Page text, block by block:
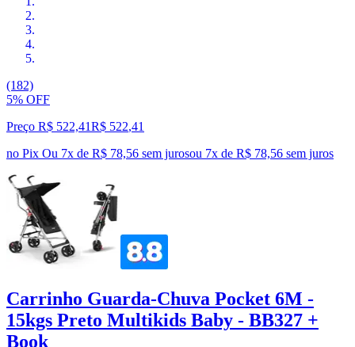
(182)
5% OFF
Preço R$ 522,41R$ 522,41
no Pix Ou 7x de R$ 78,56 sem jurosou 7x de R$ 78,56 sem juros
Carrinho Guarda-Chuva Pocket 6M -
15kgs Preto Multikids Baby - BB327 +
Book